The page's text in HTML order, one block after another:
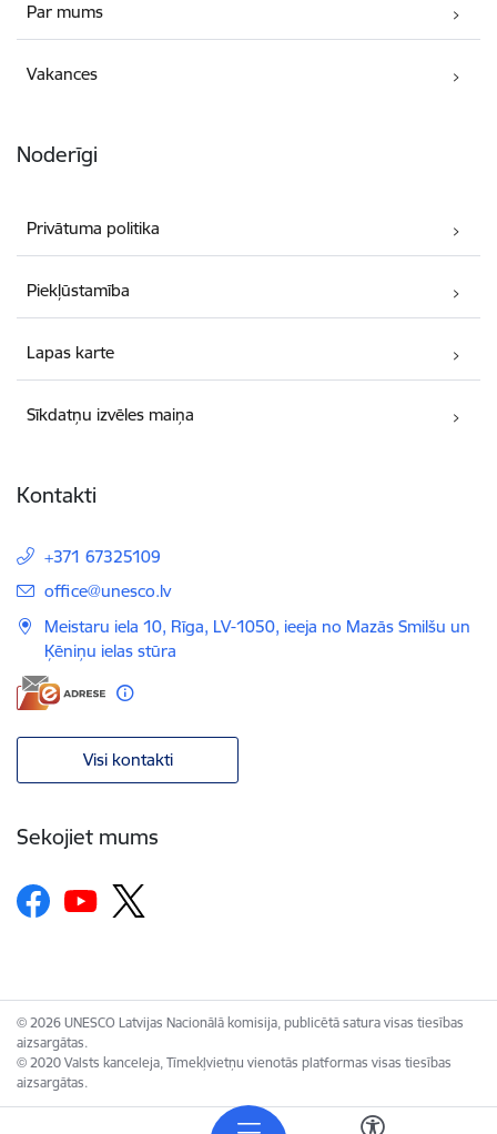
Par mums
Vakances
Noderīgi
Privātuma politika
Piekļūstamība
Lapas karte
Sīkdatņu izvēles maiņa
Kontakti
+371 67325109
E-pasts:
office@unesco.lv
Meistaru iela 10, Rīga, LV-1050, ieeja no Mazās Smilšu un
Ķēniņu ielas stūra
Visi kontakti
Sekojiet mums
© 2026 UNESCO Latvijas Nacionālā komisija, publicētā satura visas tiesības
aizsargātas.
© 2020 Valsts kanceleja, Tīmekļvietņu vienotās platformas visas tiesības
aizsargātas.